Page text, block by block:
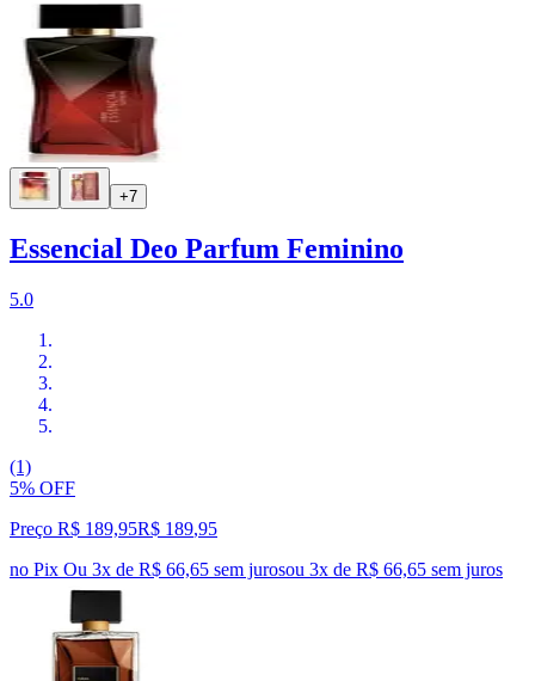
+7
Essencial Deo Parfum Feminino
5.0
(1)
5% OFF
Preço R$ 189,95R$ 189,95
no Pix Ou 3x de R$ 66,65 sem jurosou 3x de R$ 66,65 sem juros